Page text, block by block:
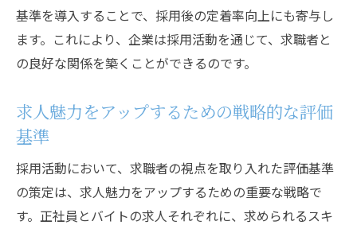
基準を導入することで、採用後の定着率向上にも寄与し
ます。これにより、企業は採用活動を通じて、求職者と
の良好な関係を築くことができるのです。
求人魅力をアップするための戦略的な評価
基準
採用活動において、求職者の視点を取り入れた評価基準
の策定は、求人魅力をアップするための重要な戦略で
す。正社員とバイトの求人それぞれに、求められるスキ